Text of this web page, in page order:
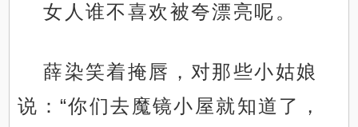
女人谁不喜欢被夸漂亮呢。
薛染笑着掩唇，对那些小姑娘
说：“你们去魔镜小屋就知道了，